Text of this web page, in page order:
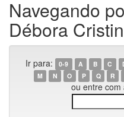
Navegando
Débora
Ir para: 0-9 A B C
M
N O P Q R
ou entre com